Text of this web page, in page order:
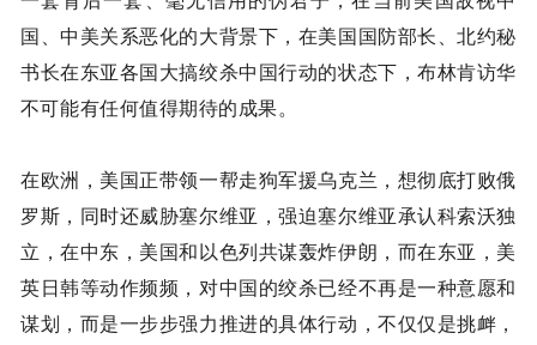
国、中美关系恶化的大背景下，在美国国防部长、北约秘
书长在东亚各国大搞绞杀中国行动的状态下，布林肯访华
不可能有任何值得期待的成果。
在欧洲，美国正带领一帮走狗军援乌克兰，想彻底打败俄
罗斯，同时还威胁塞尔维亚，强迫塞尔维亚承认科索沃独
立，在中东，美国和以色列共谋轰炸伊朗，而在东亚，美
英日韩等动作频频，对中国的绞杀已经不再是一种意愿和
谋划，而是一步步强力推进的具体行动，不仅仅是挑衅，